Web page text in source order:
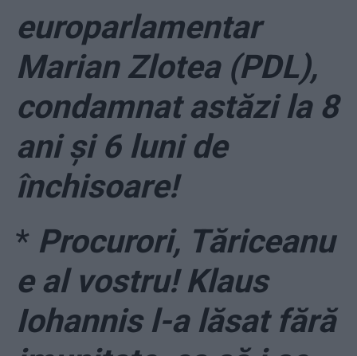
europarlamentar
Marian Zlotea (PDL),
condamnat astăzi la 8
ani și 6 luni de
închisoare!
* Procurori, Tăriceanu
e al vostru! Klaus
Iohannis l-a lăsat fără